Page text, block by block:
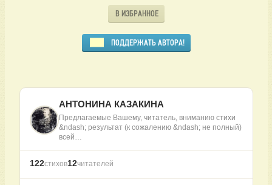
В ИЗБРАННОЕ
ПОДДЕРЖАТЬ АВТОРА!
АНТОНИНА КАЗАКИНА
Предлагаемые Вашему, читатель, вниманию стихи
&ndash; результат (к сожалению &ndash; не полный)
всей…
122стихов12читателей